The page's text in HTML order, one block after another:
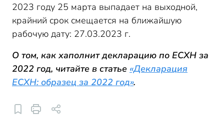
2023 году 25 марта выпадает на выходной,
крайний срок смещается на ближайшую
рабочую дату: 27.03.2023 г.
О том, как хаполнит декларацию по ЕСХН за
2022 год, читайте в статье «Декларация
ЕСХН: образец за 2022 год».